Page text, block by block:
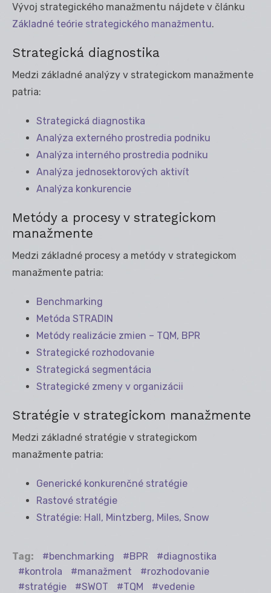
Vývoj strategického manažmentu nájdete v článku
Základné teórie strategického manažmentu.
Strategická diagnostika
Medzi základné analýzy v strategickom manažmente
patria:
Strategická diagnostika
Analýza externého prostredia podniku
Analýza interného prostredia podniku
Analýza jednosektorových aktivít
Analýza konkurencie
Metódy a procesy v strategickom
manažmente
Medzi základné procesy a metódy v strategickom
manažmente patria:
Benchmarking
Metóda STRADIN
Metódy realizácie zmien – TQM, BPR
Strategické rozhodovanie
Strategická segmentácia
Strategické zmeny v organizácii
Stratégie v strategickom manažmente
Medzi základné stratégie v strategickom
manažmente patria:
Generické konkurenčné stratégie
Rastové stratégie
Stratégie: Hall, Mintzberg, Miles, Snow
Tag: benchmarking BPR
diagnostika
kontrola
manažment
rozhodovanie
stratégie
SWOT TQM vedenie